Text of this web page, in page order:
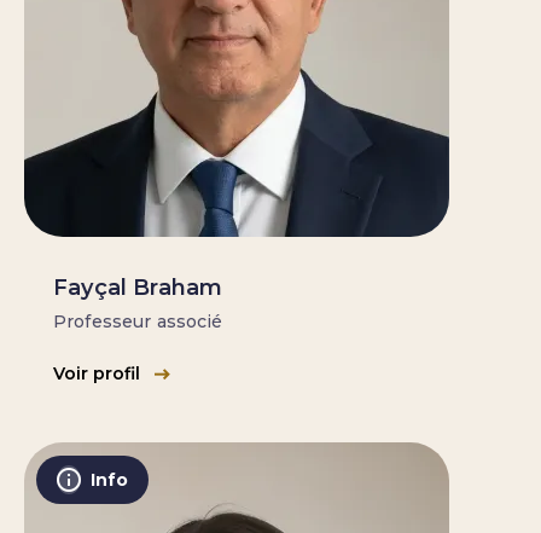
Fayçal Braham
Professeur associé
Voir profil
Info